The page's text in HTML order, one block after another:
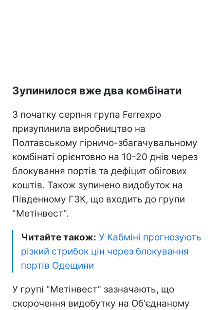
Зупинилося вже два комбінати
З початку серпня група Ferrexpo
призупинила виробництво на
Полтавському гірничо-збагачувальному
комбінаті орієнтовно на 10-20 днів через
блокування портів та дефіцит обігових
коштів. Також зупинено видобуток на
Південному ГЗК, що входить до групи
"Метінвест".
Читайте також: У Кабміні прогнозують
різкий стрибок цін через блокування
портів Одещини
У групі "Метінвест" зазначають, що
скорочення видобутку на Об'єднаному